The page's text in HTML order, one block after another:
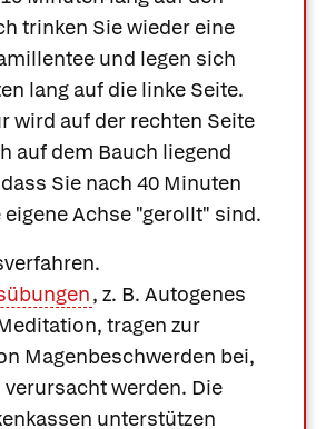
trinken Sie wieder eine
und legen sich
lang auf die linke Seite.
wird auf der rechten Seite
auf dem Bauch liegend
Sie nach 40 Minuten
Achse "gerollt" sind.
, z. B. Autogenes
tragen zur
Magenbeschwerden bei,
werden. Die
unterstützen
Apotheken in
Ihrer Nähe